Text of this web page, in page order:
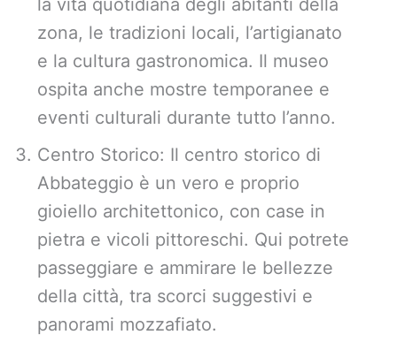
la vita quotidiana degli abitanti della
zona, le tradizioni locali, l’artigianato
e la cultura gastronomica. Il museo
ospita anche mostre temporanee e
eventi culturali durante tutto l’anno.
Centro Storico: Il centro storico di
Abbateggio è un vero e proprio
gioiello architettonico, con case in
pietra e vicoli pittoreschi. Qui potrete
passeggiare e ammirare le bellezze
della città, tra scorci suggestivi e
panorami mozzafiato.